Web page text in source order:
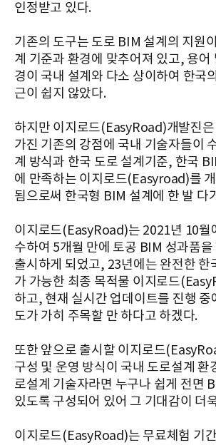
인정받고 있다.
기존의 도구는 도로 BIM 설계의 지원
계 기준과 환경에 맞추어져 있고, 용어
경이 국내 설계와 다소 상이하여 한국
근이 쉽지 않았다.
하지만 이지로드(EasyRoad)개발진
가진 기존의 강점에 국내 기술자들이
계 방식과 한국 도로 설계기준, 한국
에 만족하는 이지로드(Easyroad)를
됨으로써 한국형 BIM 설계에 한 발 다
이지로드(EasyRoad)는 2021년 10월
수하여 5개월 만에 토공 BIM 성과품
출시하게 되었고, 23년에는 완전한 한
가 가능한 최종 목적물 이지로드
하고, 현재 실시간 업데이트를 진행 중
도가 가히 주목할 만 하다고 하겠다.
또한 앞으로 출시할 이지로드
구성 및 운영 방식이 국내 도로설계 환
로설계 기술자라면 누구나 쉽게 전면
있도록 구성되어 있어 그 기대감이 더
이지로드(EasyRoad)는 무료체험 기